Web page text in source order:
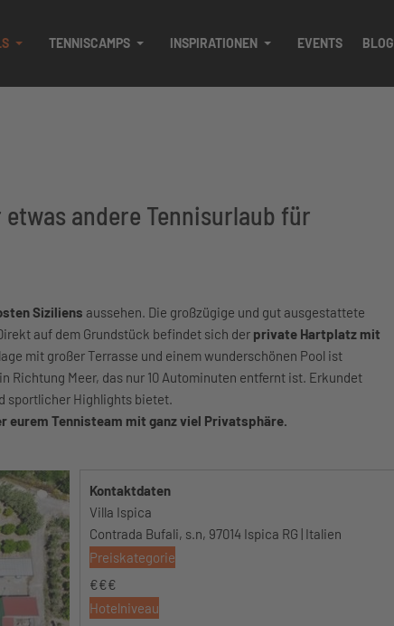
TENNISCAMPS INSPIRATIONEN EVENTS BLOG
andere Tennisurlaub für
Siziliens aussehen. Die großzügige und gut ausgestattete
auf dem Grundstück befindet sich der private Hartplatz mit
mit großer Terrasse und einem wunderschönen Pool ist
in Richtung Meer, das nur 10 Autominuten entfernt ist. Erkundet
sportlicher Highlights bietet.
eurem Tennisteam mit ganz viel Privatsphäre.
Kontaktdaten
Villa Ispica
Contrada Bufali, s.n, 97014 Ispica RG | Italien
Preiskategorie
€€€
Hotelniveau